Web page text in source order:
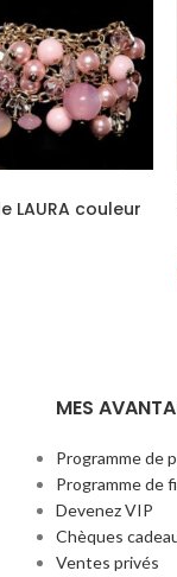
LAURA couleur
MES
Programme de
Programme de
Devenez VIP
Chèques
Ventes privés